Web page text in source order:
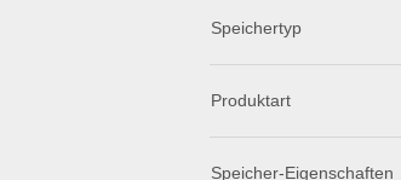
Speichertyp
Produktart
Speicher-Eigenschaften